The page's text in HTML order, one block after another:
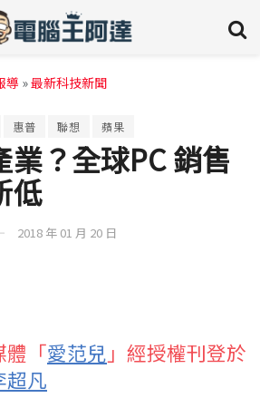
導 »最新科技新聞
惠普 聯想 蘋果
業？全球PC 銷售
低
2018 年 01 月 20 日
體「愛范兒 」經授權刊登於
超凡